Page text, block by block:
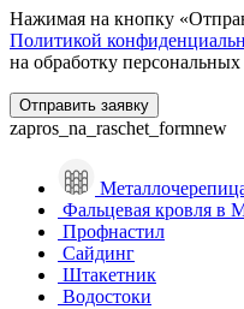
Нажимая на кнопку
Политикой
на обработку
zapros_na_raschet_formnew
Фальцевая кровля в
Профнастил
Сайдинг
Штакетник
Водостоки